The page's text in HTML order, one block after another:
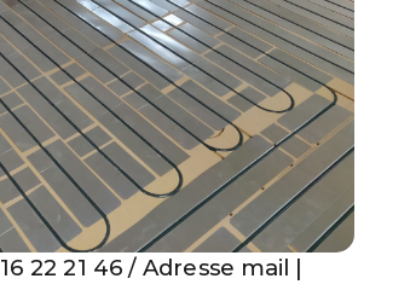
22 21 46 / Adresse mail |